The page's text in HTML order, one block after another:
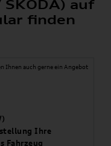
auf
finden
Ihre
Fahrzeug